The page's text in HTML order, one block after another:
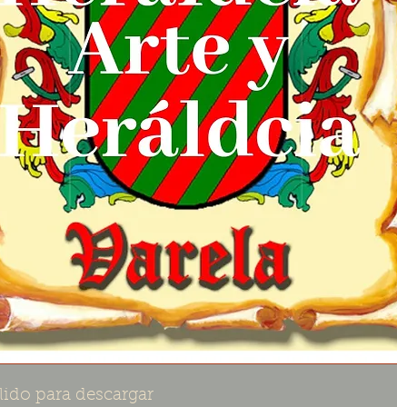
para descargar